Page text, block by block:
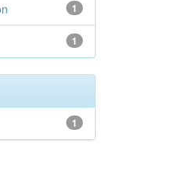
1
1
1